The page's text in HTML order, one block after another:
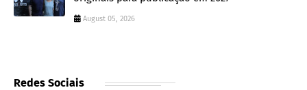
August 05, 2026
Redes Sociais